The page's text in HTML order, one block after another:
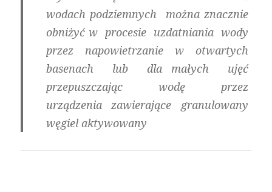
wodach podziemnych można znacznie
obniżyć w procesie uzdatniania wody
przez napowietrzanie w otwartych
basenach lub dla małych ujęć
przepuszczając wodę przez
urządzenia zawierające granulowany
węgiel aktywowany